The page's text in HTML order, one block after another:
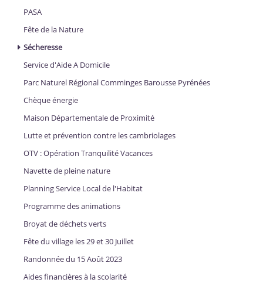
PASA
Fête de la Nature
Sécheresse
Service d'Aide A Domicile
Parc Naturel Régional Comminges Barousse Pyrénées
Chèque énergie
Maison Départementale de Proximité
Lutte et prévention contre les cambriolages
OTV : Opération Tranquilité Vacances
Navette de pleine nature
Planning Service Local de l'Habitat
Programme des animations
Broyat de déchets verts
Fête du village les 29 et 30 Juillet
Randonnée du 15 Août 2023
Aides financières à la scolarité